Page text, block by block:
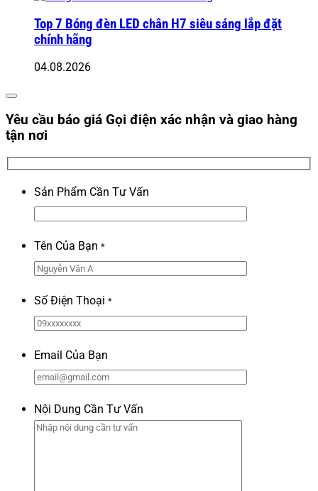
Top 7 Bóng đèn LED chân H7 siêu sáng lắp đặt
chính hãng
04.08.2026
Yêu cầu báo giá Gọi điện xác nhận và giao hàng
tận nơi
Sản Phẩm Cần Tư Vấn
Tên Của Bạn *
Số Điện Thoại *
Email Của Bạn
Nội Dung Cần Tư Vấn